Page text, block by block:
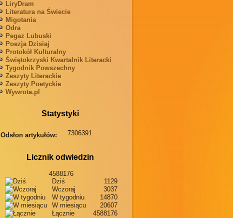
LiryDram
Literatura na Świecie
Migotania
Odra
Pegaz Lubuski
Poezja Dzisiaj
Protokół Kulturalny
Świętokrzyski Kwartalnik Literacki
Tygodnik Powszechny
Zeszyty Literackie
Zeszyty Poetyckie
Wywrota.pl
Statystyki
Odsłon artykułów: 7306391
Licznik odwiedzin
4588176
Dziś
1129
Wczoraj
3037
W tygodniu
14870
W miesiącu
20607
Łącznie
4588176